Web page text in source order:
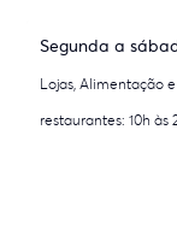
Segunda a
Lojas, Alimentação e
restaurantes: 10h às